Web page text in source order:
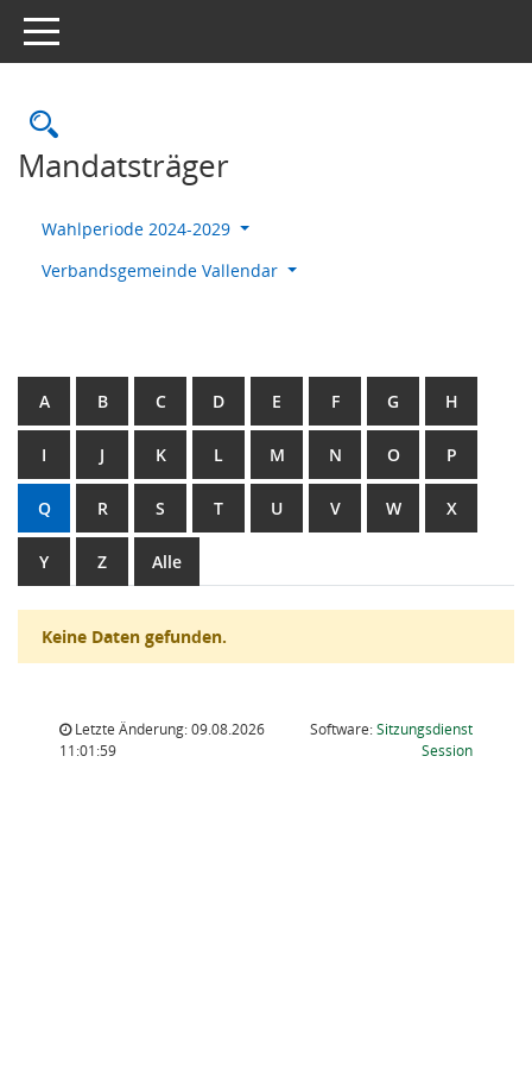
Toggle navigation
Rechercheauswahl
Mandatsträger
Wahlperiode 2024-2029
Verbandsgemeinde Vallendar
A B C D E F G H
I J K L M N O P
Q R S T U V W X
Y Z Alle
Keine Daten gefunden.
Letzte Änderung: 09.08.2026
11:01:59
Software:Sitzungsdienst
Session(Wird in